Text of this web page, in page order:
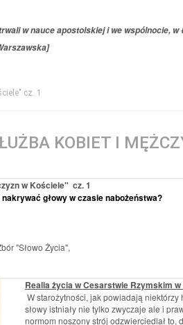
w nauce apostolskiej i we wspólnocie,
cz. 1
KOBIET I
w Kościele" cz. 1
głowy w czasie nabożeństwa?
"Słowo Życia",
Realia życia w Cesarstwie Rzymskim
W starożytności, jak powiadają niektórzy
słowy istniały nie tylko zwyczaje ale i
normom noszony strój odzwierciedlał to,